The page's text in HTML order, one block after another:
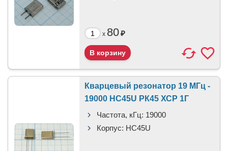
x 80₽
Кварцевый резонатор 19 МГц -
19000 HC45U РК45 ХСР 1Г
Частота, кГц: 19000
Корпус: HC45U